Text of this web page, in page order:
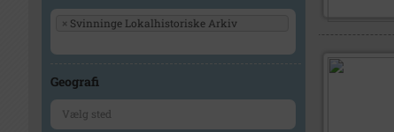
× Svinninge Lokalhistoriske Arkiv
Geografi